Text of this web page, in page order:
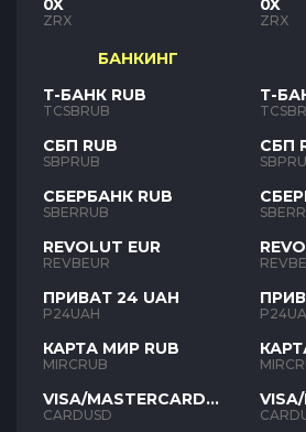
0X
ZRX
БАНКИНГ
Т-БАНК RUB
TCSBRUB
СБП RUB
SBPRUB
СБЕРБАНК RUB
SBERRUB
REVOLUT EUR
REVBEUR
ПРИВАТ 24 UAH
P24UAH
КАРТА МИР RUB
MIRCRUB
VISA/MASTERCARD
USD
CARDUSD
0X
ZRX
Т-
СБП
USD